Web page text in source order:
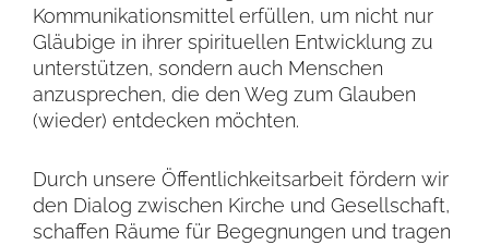
Kommunikationsmittel erfüllen, um nicht nur
Gläubige in ihrer spirituellen Entwicklung zu
unterstützen, sondern auch Menschen
anzusprechen, die den Weg zum Glauben
(wieder) entdecken möchten.
Durch unsere Öffentlichkeitsarbeit fördern wir
den Dialog zwischen Kirche und Gesellschaft,
schaffen Räume für Begegnungen und tragen